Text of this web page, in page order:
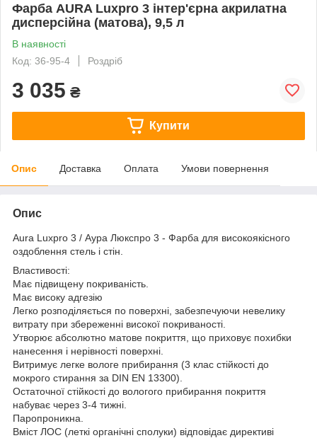
Фарба AURA Luxpro 3 інтер'єрна акрилатна
дисперсійна (матова), 9,5 л
В наявності
Код: 36-95-4
Роздріб
3 035 ₴
Купити
Опис Доставка Оплата Умови повернення
Опис
Aura Luxpro 3 / Аура Люкспро 3 - Фарба для високоякісного
оздоблення стель і стін.
Властивості:
Має підвищену покриваність.
Має високу адгезію
Легко розподіляється по поверхні, забезпечуючи невелику
витрату при збереженні високої покриваності.
Утворює абсолютно матове покриття, що приховує похибки
нанесення і нерівності поверхні.
Витримує легке вологе прибирання (3 клас стійкості до
мокрого стирання за DIN EN 13300).
Остаточної стійкості до вологого прибирання покриття
набуває через 3-4 тижні.
Паропроникна.
Вміст ЛОС (леткі органічні сполуки) відповідає директиві